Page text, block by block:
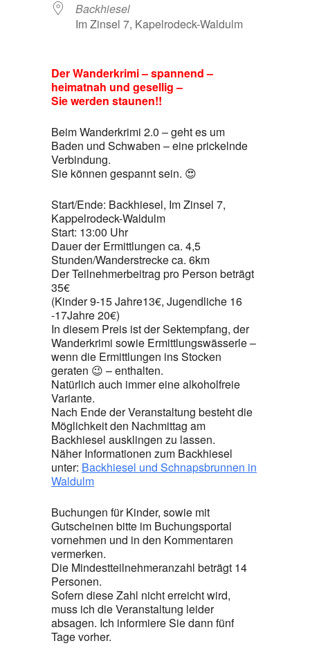
Backhiesel
Im Zinsel 7, Kapelrodeck-Waldulm
Der Wanderkrimi – spannend –
heimatnah und gesellig –
Sie werden staunen!!
Beim Wanderkrimi 2.0 – geht es um
Baden und Schwaben – eine prickelnde
Verbindung.
Sie können gespannt sein. 😍
Start/Ende: Backhiesel, Im Zinsel 7,
Kappelrodeck-Waldulm
Start: 13:00 Uhr
Dauer der Ermittlungen ca. 4,5
Stunden/Wanderstrecke ca. 6km
Der Teilnehmerbeitrag pro Person beträgt
35€
(Kinder 9-15 Jahre13€, Jugendliche 16
-17Jahre 20€)
In diesem Preis ist der Sektempfang, der
Wanderkrimi sowie Ermittlungswässerle –
wenn die Ermittlungen ins Stocken
geraten 😉 – enthalten.
Natürlich auch immer eine alkoholfreie
Variante.
Nach Ende der Veranstaltung besteht die
Möglichkeit den Nachmittag am
Backhiesel ausklingen zu lassen.
Näher Informationen zum Backhiesel
unter: Backhiesel und Schnapsbrunnen in
Waldulm
Buchungen für Kinder, sowie mit
Gutscheinen bitte im Buchungsportal
vornehmen und in den Kommentaren
vermerken.
Die Mindestteilnehmeranzahl beträgt 14
Personen.
Sofern diese Zahl nicht erreicht wird,
muss ich die Veranstaltung leider
absagen. Ich informiere Sie dann fünf
Tage vorher.